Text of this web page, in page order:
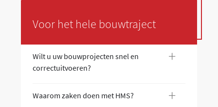
Voor het hele bouwtraject
Wilt u uw bouwprojecten snel en
correctuitvoeren?
+
Waarom zaken doen met HMS? +